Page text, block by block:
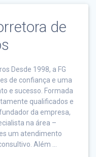
de
Desde 1998, a FG
de confiança e uma
e sucesso. Formada
qualificados e
da empresa,
na área –
um atendimento
Além …